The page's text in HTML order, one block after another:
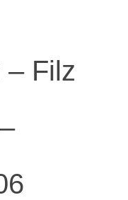
– Filz